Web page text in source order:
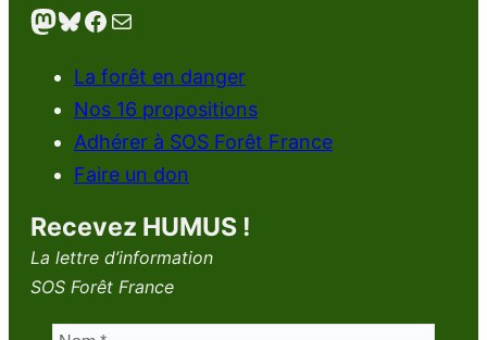
Mastodon Bluesky Facebook E-mail
La forêt en danger
Nos 16 propositions
Adhérer à SOS Forêt France
Faire un don
Recevez HUMUS !
La lettre d’information
SOS Forêt France